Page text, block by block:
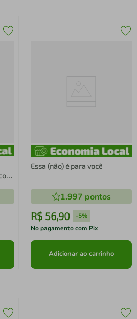
Essa (não) é para você
1.997 pontos
R$ 56,90 -5%
No pagamento com Pix
Adicionar ao carrinho